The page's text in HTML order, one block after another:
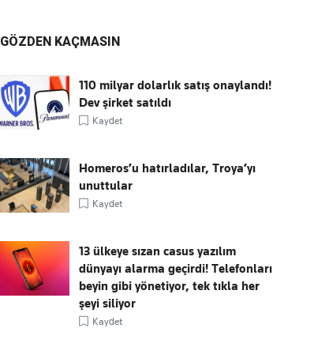
GÖZDEN KAÇMASIN
110 milyar dolarlık satış onaylandı!
Dev şirket satıldı
Kaydet
Homeros’u hatırladılar, Troya’yı
unuttular
Kaydet
13 ülkeye sızan casus yazılım
dünyayı alarma geçirdi! Telefonları
beyin gibi yönetiyor, tek tıkla her
şeyi siliyor
Kaydet